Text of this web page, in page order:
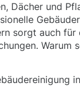
Dächer und
sorgt auch für
Warum